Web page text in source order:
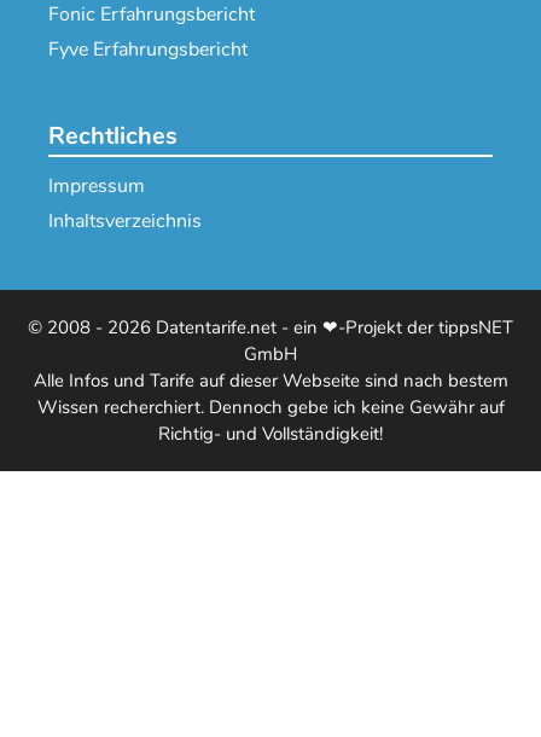
Fonic Erfahrungsbericht
Fyve Erfahrungsbericht
Rechtliches
Impressum
Inhaltsverzeichnis
© 2008 - 2026 Datentarife.net - ein ❤-Projekt der tippsNET
GmbH
Alle Infos und Tarife auf dieser Webseite sind nach bestem
Wissen recherchiert. Dennoch gebe ich keine Gewähr auf
Richtig- und Vollständigkeit!